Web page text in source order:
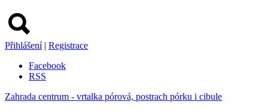
Přihlášení | Registrace
Facebook
RSS
Zahrada centrum - vrtalka pórová, postrach pórku i cibule